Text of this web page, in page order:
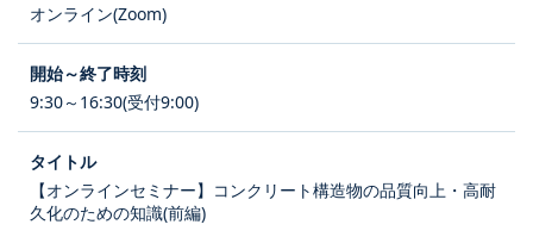
オンライン(Zoom)
9:30～16:30(受付9:00)
【オンラインセミナー】コンクリート構造物の品質向上・高耐
久化のための知識(前編)